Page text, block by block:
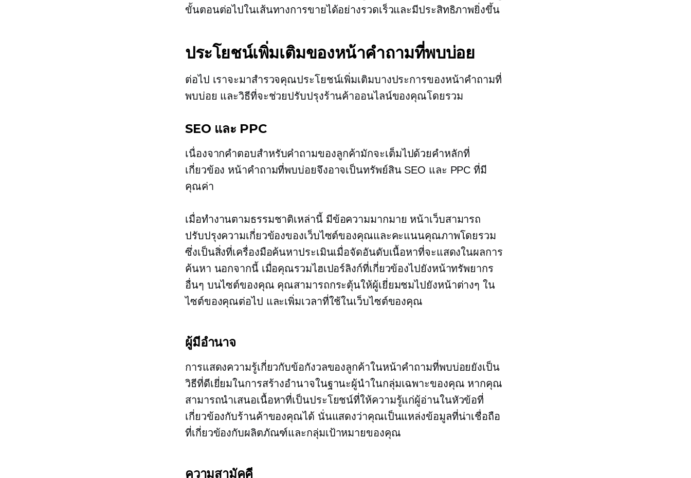
ขั้นตอนต่อไปในเส้นทางการขายได้อย่างรวดเร็วและมีประสิทธิภาพยิ่งขึ้น
ประโยชน์เพิ่มเติมของหน้าคำถามที่พบบ่อย
ต่อไป เราจะมาสำรวจคุณประโยชน์เพิ่มเติมบางประการของหน้าคำถามที่
พบบ่อย และวิธีที่จะช่วยปรับปรุงร้านค้าออนไลน์ของคุณโดยรวม
SEO และ PPC
เนื่องจากคำตอบสำหรับคำถามของลูกค้ามักจะเต็มไปด้วยคำหลักที่
เกี่ยวข้อง หน้าคำถามที่พบบ่อยจึงอาจเป็นทรัพย์สิน SEO และ PPC ที่มี
คุณค่า
เมื่อทำงานตามธรรมชาติเหล่านี้ มีข้อความมากมาย หน้าเว็บสามารถ
ปรับปรุงความเกี่ยวข้องของเว็บไซต์ของคุณและคะแนนคุณภาพโดยรวม
ซึ่งเป็นสิ่งที่เครื่องมือค้นหาประเมินเมื่อจัดอันดับเนื้อหาที่จะแสดงในผลการ
ค้นหา นอกจากนี้ เมื่อคุณรวมไฮเปอร์ลิงก์ที่เกี่ยวข้องไปยังหน้าทรัพยากร
อื่นๆ บนไซต์ของคุณ คุณสามารถกระตุ้นให้ผู้เยี่ยมชมไปยังหน้าต่างๆ ใน
ไซต์ของคุณต่อไป และเพิ่มเวลาที่ใช้ในเว็บไซต์ของคุณ
ผู้มีอำนาจ
การแสดงความรู้เกี่ยวกับข้อกังวลของลูกค้าในหน้าคำถามที่พบบ่อยยังเป็น
วิธีที่ดีเยี่ยมในการสร้างอำนาจในฐานะผู้นำในกลุ่มเฉพาะของคุณ หากคุณ
สามารถนำเสนอเนื้อหาที่เป็นประโยชน์ที่ให้ความรู้แก่ผู้อ่านในหัวข้อที่
เกี่ยวข้องกับร้านค้าของคุณได้ นั่นแสดงว่าคุณเป็นแหล่งข้อมูลที่น่าเชื่อถือ
ที่เกี่ยวข้องกับผลิตภัณฑ์และกลุ่มเป้าหมายของคุณ
ความสามัคคี